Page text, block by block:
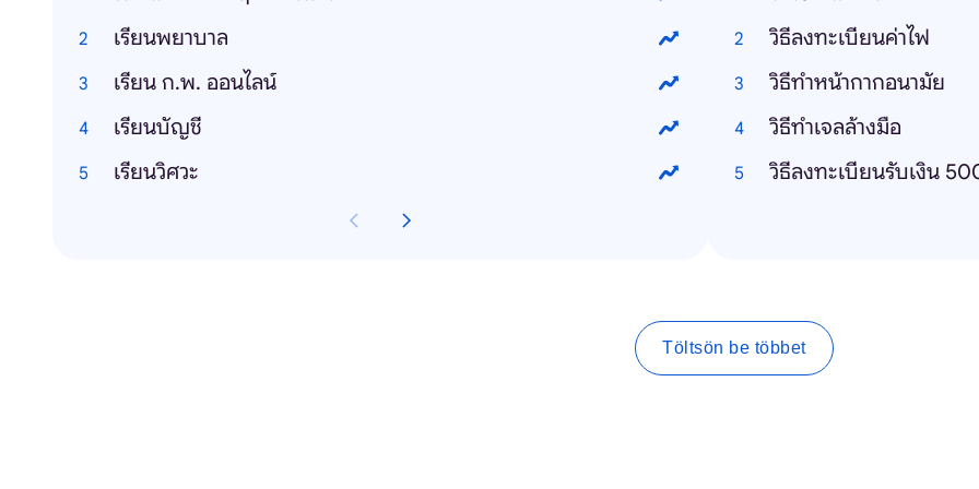
เรียนพยาบาล
เรียน ก.พ. ออนไลน์
เรียนบัญชี
เรียนวิศวะ
วิธีลงทะเบียนค่าไฟ
วิธีทําหน้ากากอนามัย
วิธีทําเจลล้างมือ
วิธีลงทะเบียนรับเงิน
Töltsön be többet